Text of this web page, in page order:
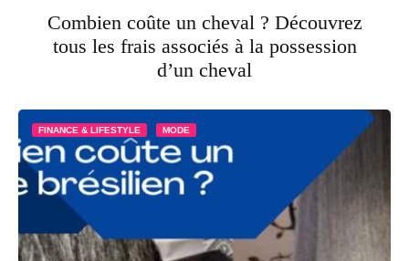
Combien coûte un cheval ? Découvrez
tous les frais associés à la possession
d’un cheval
FINANCE & LIFESTYLE MODE